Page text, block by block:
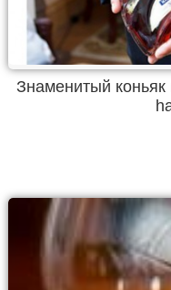
Знаменитый